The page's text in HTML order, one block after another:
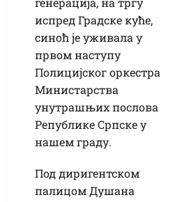
испред Градске куће,
синоћ је уживала у
првом наступу
Полицијског оркестра
Министарства
унутрашњих послова
Републике Српске у
нашем граду.
Под диригентском
палицом Душана